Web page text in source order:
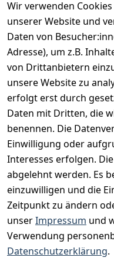
Wir verwenden
unserer Website und
Daten von
Adresse), um z.B.
von Drittanbietern
unsere Website zu
erfolgt erst durch
Daten mit Dritten, die
benennen. Die
Einwilligung oder
Interesses erfolgen.
abgelehnt werden. Es
einzuwilligen und die
Zeitpunkt zu ändern
unserImpressum und
Verwendung
Datenschutzerklärung.
Vertrag widerrufen
INFORMATIONEN
Widerrufsrecht
Datenschutz
Unser Unternehmen
Charity & Wohltätigkeit
BESUCHE UNS